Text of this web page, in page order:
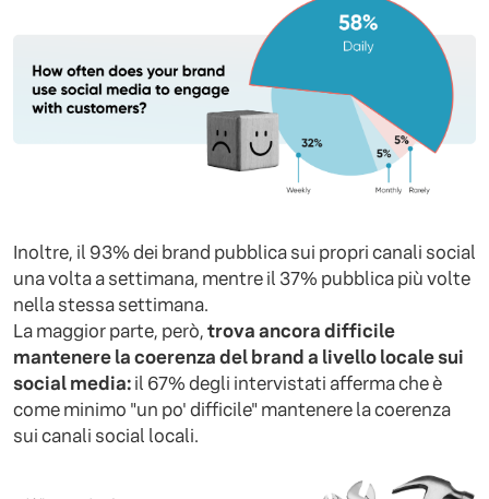
Inoltre, il 93% dei brand pubblica sui propri canali social
una volta a settimana, mentre il 37% pubblica più volte
nella stessa settimana.
La maggior parte, però,trova ancora difficile
mantenere la coerenza del brand a livello locale sui
social media:il 67% degli intervistati afferma che è
come minimo "un po' difficile" mantenere la coerenza
sui canali social locali.